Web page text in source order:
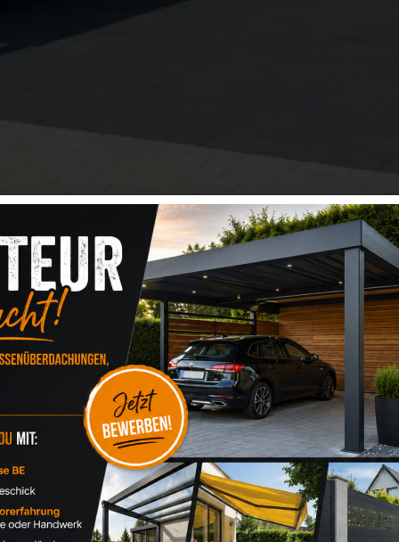
DESIGN UND
für das Auto. Moderne Carports verbinden Schutz, Ordnung
Grundstücks. Besonders Aluminium-Carports
offene Konstruktion, die für bessere Durchlüftung sorgt und